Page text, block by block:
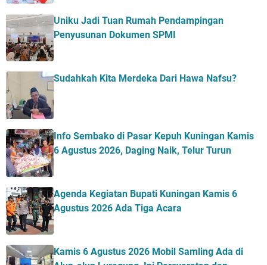
Uniku Jadi Tuan Rumah Pendampingan
Penyusunan Dokumen SPMI
Sudahkah Kita Merdeka Dari Hawa Nafsu?
Info Sembako di Pasar Kepuh Kuningan Kamis
6 Agustus 2026, Daging Naik, Telur Turun
Agenda Kegiatan Bupati Kuningan Kamis 6
Agustus 2026 Ada Tiga Acara
Kamis 6 Agustus 2026 Mobil Samling Ada di